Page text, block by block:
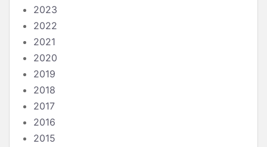
2023
2022
2021
2020
2019
2018
2017
2016
2015